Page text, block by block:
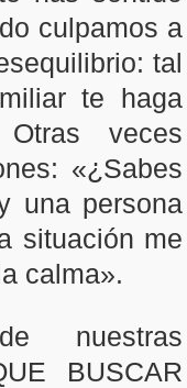
culpamos a
tal
te haga
veces
«¿Sabes
una persona
situación me
calma».
de nuestras
BUSCAR